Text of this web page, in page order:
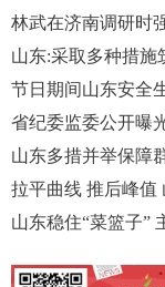
林武在济南调研时
山东:采取多种措施
节日期间山东安全
省纪委监委公开曝
山东多措并举保障
拉平曲线 推后峰值
山东稳住“菜篮子”